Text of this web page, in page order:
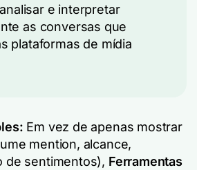
e interpretar
as conversas que
plataformas de mídia
Em vez de apenas mostrar
mention, alcance,
de sentimentos), Ferramentas